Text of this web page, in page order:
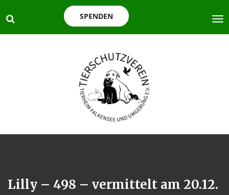
SPENDEN
Lilly – 498 – vermittelt am 20.12.